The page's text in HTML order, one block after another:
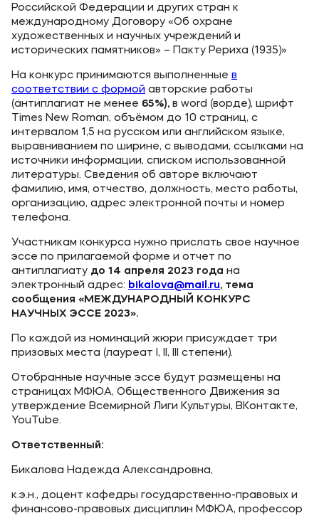
Российской Федерации и других стран к
международному Договору «Об охране
художественных и научных учреждений и
исторических памятников» – Пакту Рериха (1935)»
На конкурс принимаются выполненные в
соответствии с формой авторские работы
(антиплагиат не менее 65%), в word (ворде), шрифт
Times New Roman, объёмом до 10 страниц, с
интервалом 1,5 на русском или английском языке,
выравниванием по ширине, с выводами, ссылками на
источники информации, списком использованной
литературы. Сведения об авторе включают
фамилию, имя, отчество, должность, место работы,
организацию, адрес электронной почты и номер
телефона.
Участникам конкурса нужно прислать свое научное
эссе по прилагаемой форме и отчет по
антиплагиату до 14 апреля 2023 года на
электронный адрес: bikalova@mail.ru, тема
сообщения «МЕЖДУНАРОДНЫЙ КОНКУРС
НАУЧНЫХ ЭССЕ 2023».
По каждой из номинаций жюри присуждает три
призовых места (лауреат I, II, III степени).
Отобранные научные эссе будут размещены на
страницах МФЮА, Общественного Движения за
утверждение Всемирной Лиги Культуры, ВКонтакте,
YouTube.
Ответственный:
Бикалова Надежда Александровна,
к.э.н., доцент кафедры государственно-правовых и
финансово-правовых дисциплин МФЮА, профессор